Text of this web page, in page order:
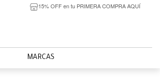
15% OFF en tu PRIMERA COMPRA AQUÍ
MARCAS